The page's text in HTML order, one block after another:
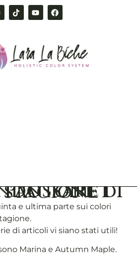
e ultima parte sui colori
di articoli vi siano stati utili!
Marina e Autumn Maple.